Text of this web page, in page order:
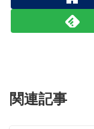
関連記事